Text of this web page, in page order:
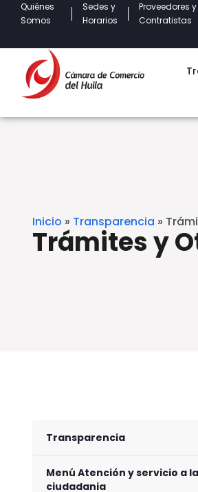
Quiénes
Somos
Sedes y
Horarios
Proveedores y
Contratistas
Inicio » Transparencia »
Trámites y
Transparencia
Menú Atención y servicio a la
ciudadania